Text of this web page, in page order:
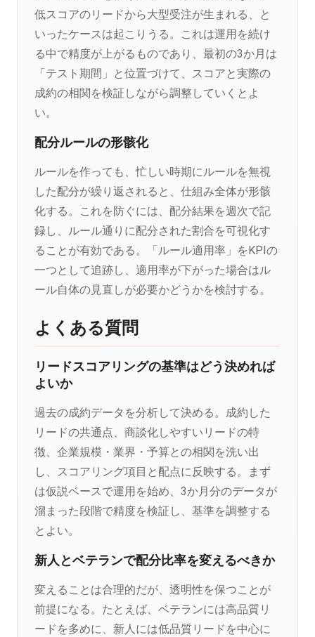
低スコアのリードから大型受注が生まれる、と
いったケースは起こりうる。これは運用を続け
る中で精度が上がるものであり、最初の3か月は
「テスト期間」と位置づけて、スコアと実際の
成約の相関を検証しながら調整していくとよ
い。
配分ルールの形骸化
ルールを作っても、忙しい時期にルールを無視
した配分が繰り返されると、仕組み全体が形骸
化する。これを防ぐには、配分結果を週次で記
録し、ルール通りに配分された割合を可視化す
ることが有効である。「ルール適用率」をKPIの
一つとして追跡し、適用率が下がった場合はル
ール自体の見直しが必要かどうかを検討する。
よくある質問
リードスコアリングの基準はどう決めれば
よいか
過去の成約データを分析して決める。成約した
リードの共通点、商談化しやすいリードの特
徴、企業規模・業界・予算との相関を洗い出
し、スコアリング項目と配点に反映する。まず
は仮説ベースで運用を始め、3か月分のデータが
溜まった段階で精度を検証し、基準を調整する
とよい。
新人とベテランで配分比率を変えるべきか
変えることは合理的だが、透明性を保つことが
前提になる。たとえば、ベテランには高品質リ
ードを多めに、新人には低品質リードを中心に